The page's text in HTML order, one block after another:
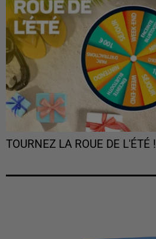
TOURNEZ LA ROUE DE L'ÉTÉ !